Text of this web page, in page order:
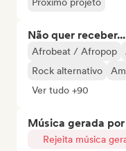
Não quer receber...
Afrobeat / Afropop
Rock alternativo
Ver tudo +90
Música gerada
Rejeita música